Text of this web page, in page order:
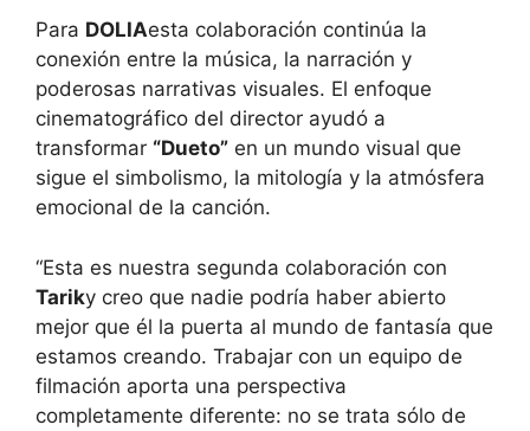
Para DOLIAesta colaboración continúa la
conexión entre la música, la narración y
poderosas narrativas visuales. El enfoque
cinematográfico del director ayudó a
transformar “Dueto” en un mundo visual que
sigue el simbolismo, la mitología y la atmósfera
emocional de la canción.
“Esta es nuestra segunda colaboración con
Tariky creo que nadie podría haber abierto
mejor que él la puerta al mundo de fantasía que
estamos creando. Trabajar con un equipo de
filmación aporta una perspectiva
completamente diferente: no se trata sólo de